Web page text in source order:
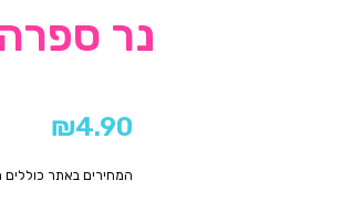
נר ספרה 9 זהב תלת מימד גדול
₪4.90
המחירים באתר כוללים